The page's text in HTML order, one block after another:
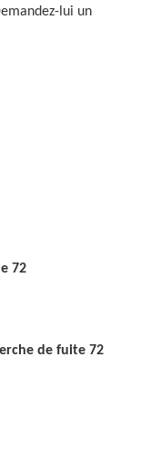
lui un
72
de fuite 72